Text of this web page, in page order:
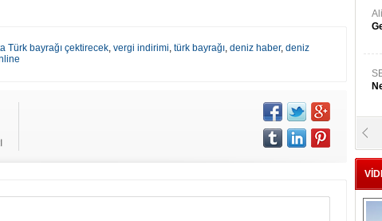
Türk bayrağı çektirecek, vergi indirimi, türk bayrağı, deniz haber, deniz